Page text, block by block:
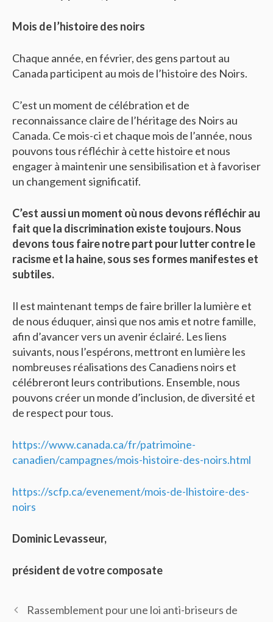
Mois de l’histoire des noirs
Chaque année, en février, des gens partout au
Canada participent au mois de l’histoire des Noirs.
C’est un moment de célébration et de
reconnaissance claire de l’héritage des Noirs au
Canada. Ce mois-ci et chaque mois de l’année, nous
pouvons tous réfléchir à cette histoire et nous
engager à maintenir une sensibilisation et à favoriser
un changement significatif.
C’est aussi un moment où nous devons réfléchir au
fait que la discrimination existe toujours. Nous
devons tous faire notre part pour lutter contre le
racisme et la haine, sous ses formes manifestes et
subtiles.
Il est maintenant temps de faire briller la lumière et
de nous éduquer, ainsi que nos amis et notre famille,
afin d’avancer vers un avenir éclairé. Les liens
suivants, nous l’espérons, mettront en lumière les
nombreuses réalisations des Canadiens noirs et
célébreront leurs contributions. Ensemble, nous
pouvons créer un monde d’inclusion, de diversité et
de respect pour tous.
https://www.canada.ca/fr/patrimoine-
canadien/campagnes/mois-histoire-des-noirs.html
https://scfp.ca/evenement/mois-de-lhistoire-des-
noirs
Dominic Levasseur,
président de votre composate
Rassemblement pour une loi anti-briseurs de